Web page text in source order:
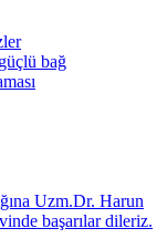
bağ
Uzm.Dr. Harun
başarılar dileriz.